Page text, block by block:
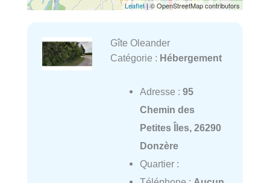
Leaflet| © OpenStreetMap contributors
Gîte Oleander
Catégorie : Hébergement
Adresse : 95
Chemin des
Petites Îles, 26290
Donzère
Quartier :